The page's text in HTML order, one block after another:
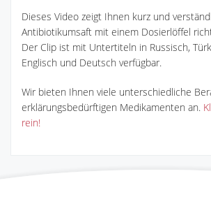
Dieses Video zeigt Ihnen kurz und
Antibiotikumsaft mit einem Dosierlöffel
Der Clip ist mit Untertiteln in Russisch,
Englisch und Deutsch verfügbar.
Wir bieten Ihnen viele unterschiedliche
erklärungsbedürftigen Medikamenten an.
rein!